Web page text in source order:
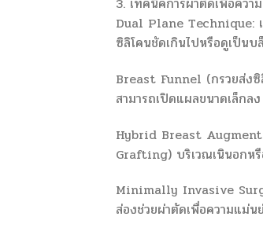
Dual Plane Technique:
ซิลิโคนชัดเกินไปหรือดูเป็น
Breast Funnel (กรวยส่งซิ
สามารถเปิดแผลขนาดเล็กล
Hybrid Breast
Grafting) บริเวณเนินอกหรื
Minimally Invasive
ส่องช่วยผ่าตัดเพื่อความแม่น